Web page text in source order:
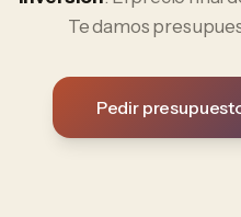
Te damos
Pedir